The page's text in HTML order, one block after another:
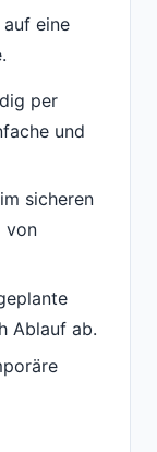
eine
per
und
sicheren
von
Ablauf ab.